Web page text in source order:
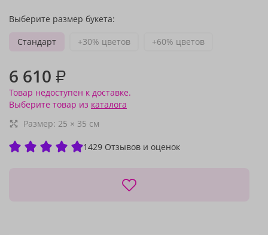
Выберите размер букета:
Стандарт
+30% цветов +60% цветов
6 610 ₽
Товар недоступен к доставке.
Выберите товар из каталога
Размер: 25 × 35 см
1429 Отзывов и оценок